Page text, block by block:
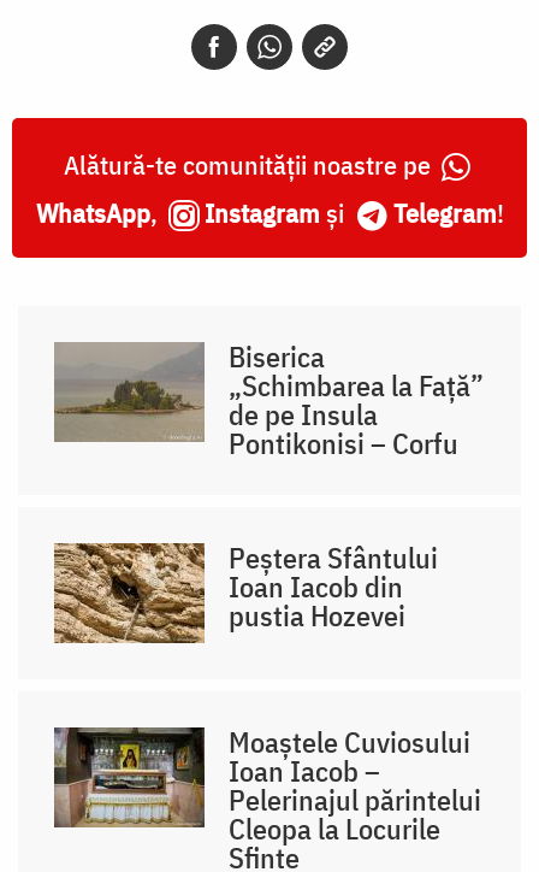
Alătură-te comunității noastre pe
WhatsApp, Instagram și Telegram!
Biserica
„Schimbarea la Față”
de pe Insula
Pontikonisi – Corfu
Peștera Sfântului
Ioan Iacob din
pustia Hozevei
Moaștele Cuviosului
Ioan Iacob –
Pelerinajul părintelui
Cleopa la Locurile
Sfinte